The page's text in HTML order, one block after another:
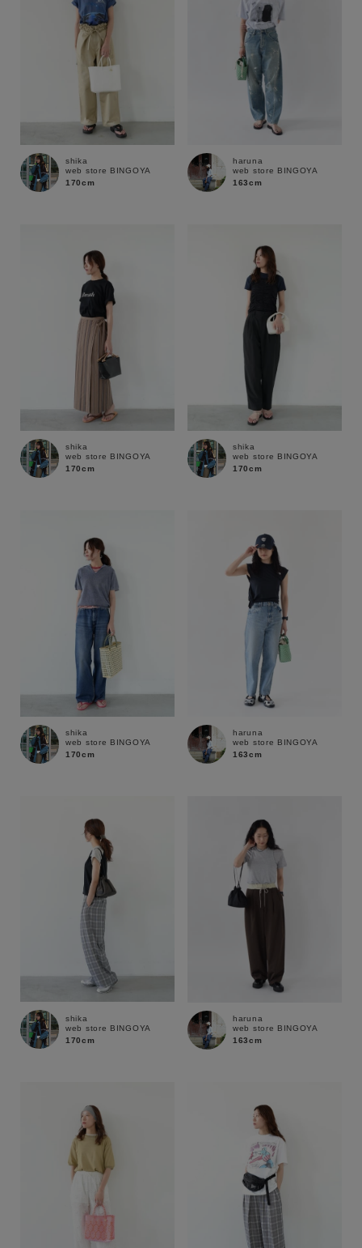
キーワード
MENS KIDS
ブランド
shika
web store BINGOYA
170cm
haruna
web store BINGOYA
163cm
shika
web store BINGOYA
170cm
shika
web store BINGOYA
170cm
shika
web store BINGOYA
170cm
haruna
web store BINGOYA
163cm
shika
web store BINGOYA
170cm
haruna
web store BINGOYA
163cm